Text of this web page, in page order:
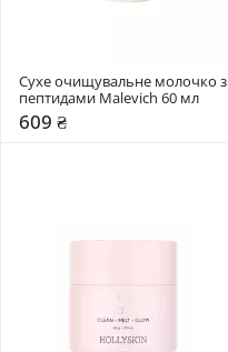
Сухе очищувальне молочко з
пептидами Malevich 60 мл
609 ₴